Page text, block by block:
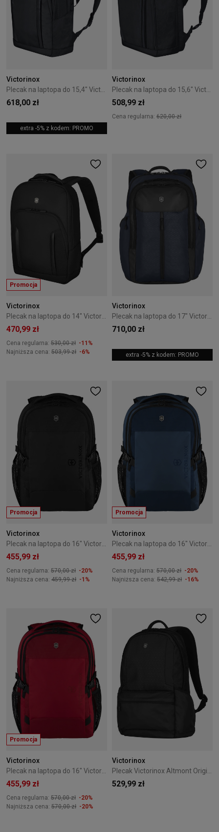
Victorinox
Plecak na laptopa do 15,4" Victorinox Altmont Professional czarny
618,00 zł
extra -5% z kodem: PROMO
Victorinox
Plecak na laptopa do 15,6" Victorinox Altmont Professional czarny
508,99 zł
Cena regularna: 620,00 zł
Promocja
Victorinox
Plecak na laptopa do 14" Victorinox Altmont Professional Slim czarny
470,99 zł
Cena regularna: 530,00 zł -11%
Najniższa cena: 503,99 zł -6%
Victorinox
Plecak na laptopa do 17" Victorinox Altmont Original granatowy
710,00 zł
extra -5% z kodem: PROMO
Promocja
Victorinox
455,99 zł
Cena regularna: 570,00 zł -20%
Najniższa cena: 459,99 zł -1%
Promocja
Victorinox
455,99 zł
Cena regularna: 570,00 zł -20%
Najniższa cena: 542,99 zł -16%
Promocja
Victorinox
455,99 zł
Cena regularna: 570,00 zł -20%
Najniższa cena: 570,00 zł -20%
Victorinox
529,99 zł